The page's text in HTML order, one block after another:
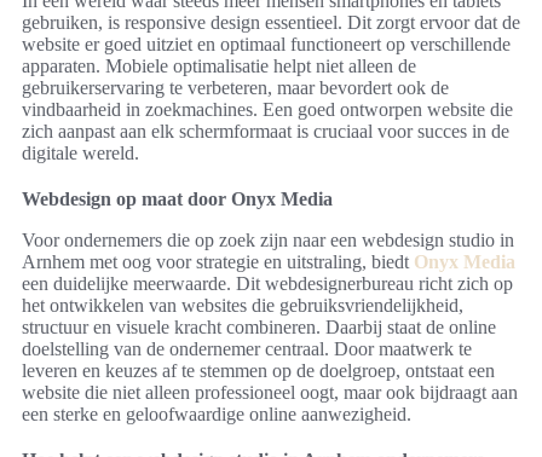
gebruiken, is responsive design essentieel. Dit zorgt ervoor dat de
website er goed uitziet en optimaal functioneert op verschillende
apparaten. Mobiele optimalisatie helpt niet alleen de
gebruikerservaring te verbeteren, maar bevordert ook de
vindbaarheid in zoekmachines. Een goed ontworpen website die
zich aanpast aan elk schermformaat is cruciaal voor succes in de
digitale wereld.
Webdesign op maat door Onyx Media
Voor ondernemers die op zoek zijn naar een webdesign studio in
Arnhem met oog voor strategie en uitstraling, biedt Onyx Media
een duidelijke meerwaarde. Dit webdesignerbureau richt zich op
het ontwikkelen van websites die gebruiksvriendelijkheid,
structuur en visuele kracht combineren. Daarbij staat de online
doelstelling van de ondernemer centraal. Door maatwerk te
leveren en keuzes af te stemmen op de doelgroep, ontstaat een
website die niet alleen professioneel oogt, maar ook bijdraagt aan
een sterke en geloofwaardige online aanwezigheid.